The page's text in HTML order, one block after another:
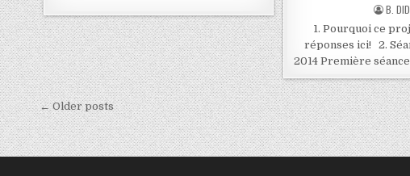
B.
1. Pourquoi ce
réponses ici! 2.
2014 Première
← Older posts